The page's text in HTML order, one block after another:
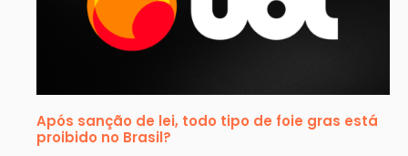
Após sanção de lei, todo tipo de foie gras está
proibido no Brasil?